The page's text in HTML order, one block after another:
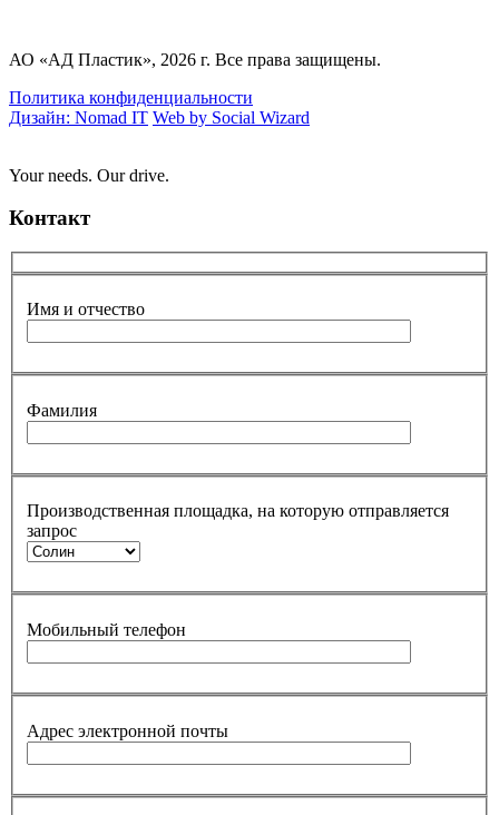
АО «АД Пластик», 2026 г. Все права защищены.
Политика конфиденциальности
Дизайн: Nomad IT Web by Social Wizard
Your needs. Our drive.
Контакт
Имя и отчество
Фамилия
Производственная площадка, на которую отправляется
запрос
Мобильный телефон
Адрес электронной почты